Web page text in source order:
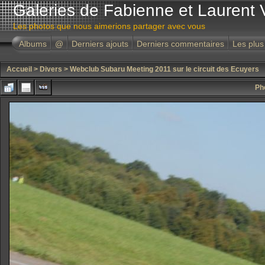
Galeries de Fabienne et Laurent
Les photos que nous aimerions partager avec vous
Albums
@ Derniers ajouts Derniers commentaires Les
Accueil > Divers > Webclub Subaru Meeting 2011 sur le circuit des Ecuyers